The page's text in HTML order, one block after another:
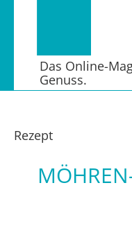
Das Online-
Genuss.
Rezept